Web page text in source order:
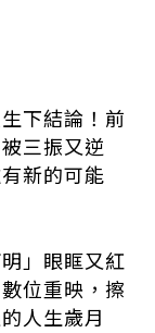
下結論！前
三振又逆
新的可能
」眼眶又紅
位重映，擦
人生歲月